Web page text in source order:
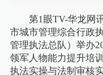
第1眼TV-华龙网
市城市管理综合行政
管理执法总队）举办
领军人物能力提升培
执法实操与法制审核